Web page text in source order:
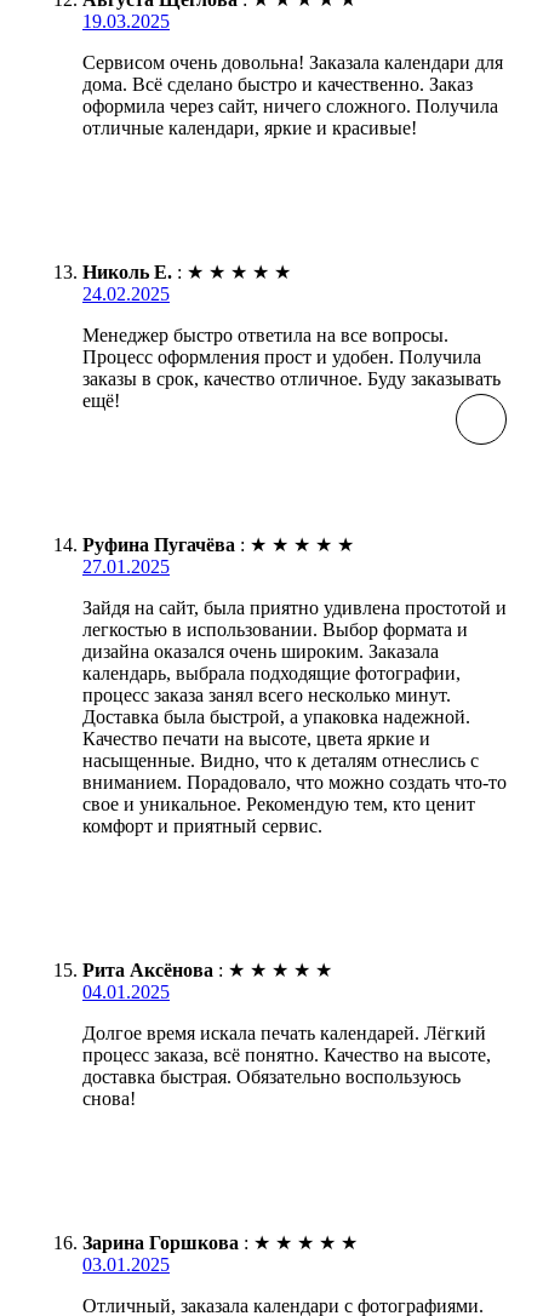
19.03.2025
Сервисом очень довольна! Заказала календари для
дома. Всё сделано быстро и качественно. Заказ
оформила через сайт, ничего сложного. Получила
отличные календари, яркие и красивые!
Николь Е. : ★ ★ ★ ★ ★
24.02.2025
Менеджер быстро ответила на все вопросы.
Процесс оформления прост и удобен. Получила
заказы в срок, качество отличное. Буду заказывать
ещё!
Руфина Пугачёва : ★ ★ ★ ★ ★
27.01.2025
Зайдя на сайт, была приятно удивлена простотой и
легкостью в использовании. Выбор формата и
дизайна оказался очень широким. Заказала
календарь, выбрала подходящие фотографии,
процесс заказа занял всего несколько минут.
Доставка была быстрой, а упаковка надежной.
Качество печати на высоте, цвета яркие и
насыщенные. Видно, что к деталям отнеслись с
вниманием. Порадовало, что можно создать что-то
свое и уникальное. Рекомендую тем, кто ценит
комфорт и приятный сервис.
Рита Аксёнова : ★ ★ ★ ★ ★
04.01.2025
Долгое время искала печать календарей. Лёгкий
процесс заказа, всё понятно. Качество на высоте,
доставка быстрая. Обязательно воспользуюсь
снова!
Зарина Горшкова : ★ ★ ★ ★ ★
03.01.2025
Отличный, заказала календари с фотографиями.